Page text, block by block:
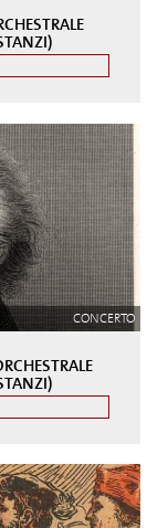
CONCERTO